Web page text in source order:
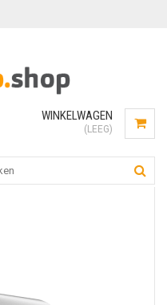
WINKELWAGEN
(LEEG)